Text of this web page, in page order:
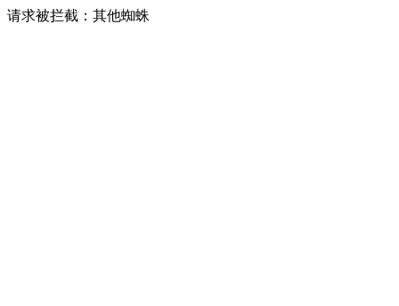
请求被拦截：其他蜘蛛